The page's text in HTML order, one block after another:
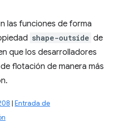
las funciones de forma
shape-outside de
que los desarrolladores
flotación de manera más
| Entrada de